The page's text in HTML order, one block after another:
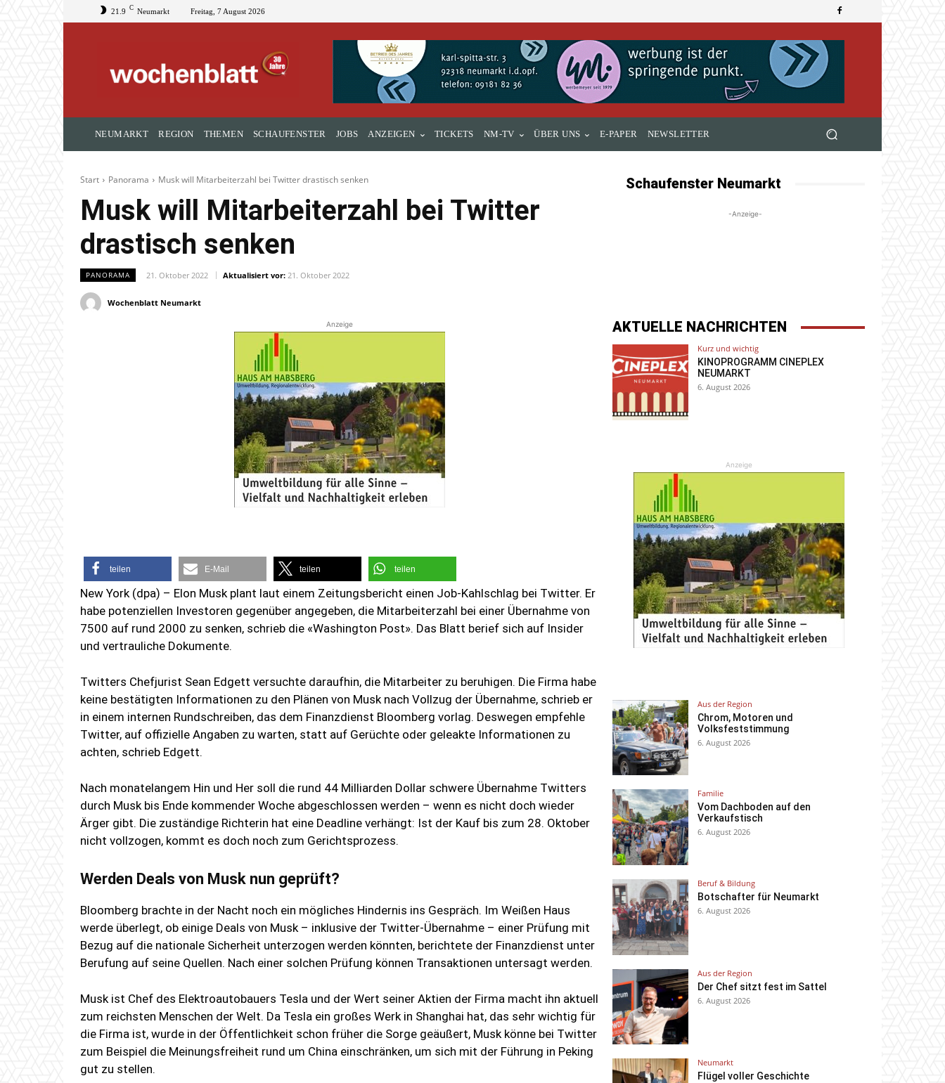
21.9 C Neumarkt Freitag, 7 August 2026
NEUMARKT REGION THEMEN SCHAUFENSTER JOBS ANZEIGEN TICKETS NM-TV ÜBER UNS E-PAPER NEWSLETTER
Start Panorama Musk will Mitarbeiterzahl bei Twitter drastisch senken
Musk will Mitarbeiterzahl bei Twitter
drastisch senken
PANORAMA 21. Oktober 2022 Aktualisiert vor: 21. Oktober 2022
Wochenblatt Neumarkt
Schaufenster Neumarkt
-Anzeige-
Anzeige
teilen E-Mail teilen teilen
New York (dpa) – Elon Musk plant laut einem Zeitungsbericht einen Job-Kahlschlag bei Twitter. Er
habe potenziellen Investoren gegenüber angegeben, die Mitarbeiterzahl bei einer Übernahme von
7500 auf rund 2000 zu senken, schrieb die «Washington Post». Das Blatt berief sich auf Insider
und vertrauliche Dokumente.
Twitters Chefjurist Sean Edgett versuchte daraufhin, die Mitarbeiter zu beruhigen. Die Firma habe
keine bestätigten Informationen zu den Plänen von Musk nach Vollzug der Übernahme, schrieb er
in einem internen Rundschreiben, das dem Finanzdienst Bloomberg vorlag. Deswegen empfehle
Twitter, auf offizielle Angaben zu warten, statt auf Gerüchte oder geleakte Informationen zu
achten, schrieb Edgett.
Nach monatelangem Hin und Her soll die rund 44 Milliarden Dollar schwere Übernahme Twitters
durch Musk bis Ende kommender Woche abgeschlossen werden – wenn es nicht doch wieder
Ärger gibt. Die zuständige Richterin hat eine Deadline verhängt: Ist der Kauf bis zum 28. Oktober
nicht vollzogen, kommt es doch noch zum Gerichtsprozess.
Werden Deals von Musk nun geprüft?
Bloomberg brachte in der Nacht noch ein mögliches Hindernis ins Gespräch. Im Weißen Haus
werde überlegt, ob einige Deals von Musk – inklusive der Twitter-Übernahme – einer Prüfung mit
Bezug auf die nationale Sicherheit unterzogen werden könnten, berichtete der Finanzdienst unter
Berufung auf seine Quellen. Nach einer solchen Prüfung können Transaktionen untersagt werden.
Musk ist Chef des Elektroautobauers Tesla und der Wert seiner Aktien der Firma macht ihn aktuell
zum reichsten Menschen der Welt. Da Tesla ein großes Werk in Shanghai hat, das sehr wichtig für
die Firma ist, wurde in der Öffentlichkeit schon früher die Sorge geäußert, Musk könne bei Twitter
zum Beispiel die Meinungsfreiheit rund um China einschränken, um sich mit der Führung in Peking
gut zu stellen.
AKTUELLE NACHRICHTEN
Kurz und wichtig
KINOPROGRAMM CINEPLEX
NEUMARKT
6. August 2026
Anzeige
Aus der Region
Chrom, Motoren und
Volksfeststimmung
6. August 2026
Familie
Vom Dachboden auf den
Verkaufstisch
6. August 2026
Beruf & Bildung
Botschafter für Neumarkt
6. August 2026
Aus der Region
Der Chef sitzt fest im Sattel
6. August 2026
Neumarkt
Flügel voller Geschichte